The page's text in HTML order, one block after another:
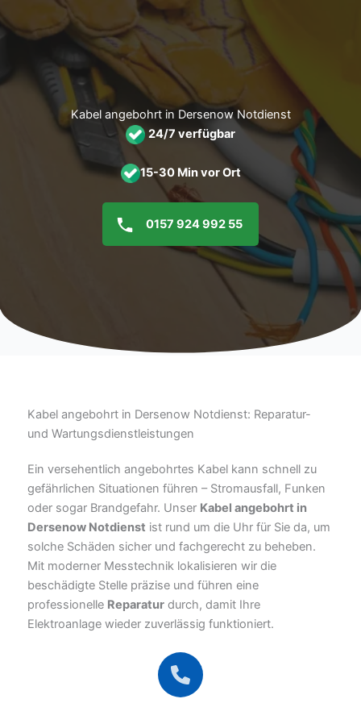
Inhalt
Kabel angebohrt in Dersenow Notdienst
24/7 verfügbar
15-30 Min vor Ort
0157 924 992 55
Kabel angebohrt in Dersenow Notdienst: Reparatur-
und Wartungsdienstleistungen
Ein versehentlich angebohrtes Kabel kann schnell zu
gefährlichen Situationen führen – Stromausfall, Funken
oder sogar Brandgefahr. Unser Kabel angebohrt in
Dersenow Notdienst ist rund um die Uhr für Sie da, um
solche Schäden sicher und fachgerecht zu beheben.
Mit moderner Messtechnik lokalisieren wir die
beschädigte Stelle präzise und führen eine
professionelle Reparatur durch, damit Ihre
Elektroanlage wieder zuverlässig funktioniert.